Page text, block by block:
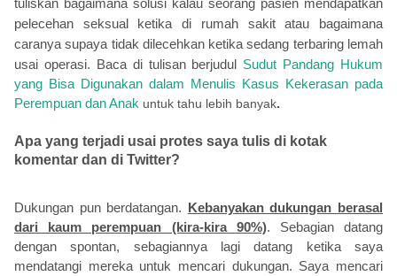
tuliskan bagaimana solusi kalau seorang pasien mendapatkan
pelecehan seksual ketika di rumah sakit atau bagaimana
caranya supaya tidak dilecehkan ketika sedang terbaring lemah
usai operasi. Baca di tulisan berjudul Sudut Pandang Hukum
yang Bisa Digunakan dalam Menulis Kasus Kekerasan pada
Perempuan dan Anak untuk tahu lebih banyak.
Apa yang terjadi usai protes saya tulis di kotak
komentar dan di Twitter?
Dukungan pun berdatangan. Kebanyakan dukungan berasal
dari kaum perempuan (kira-kira 90%). Sebagian datang
dengan spontan, sebagiannya lagi datang ketika saya
mendatangi mereka untuk mencari dukungan. Saya mencari